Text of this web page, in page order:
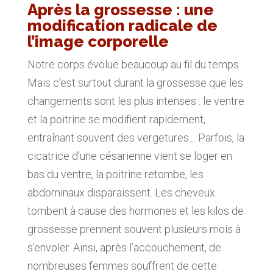
Après la grossesse : une
modification radicale de
l’image corporelle
Notre corps évolue beaucoup au fil du temps.
Mais c’est surtout durant la grossesse que les
changements sont les plus intenses : le ventre
et la poitrine se modifient rapidement,
entraînant souvent des vergetures… Parfois, la
cicatrice d’une césarienne vient se loger en
bas du ventre, la poitrine retombe, les
abdominaux disparaissent. Les cheveux
tombent à cause des hormones et les kilos de
grossesse prennent souvent plusieurs mois à
s’envoler. Ainsi, après l’accouchement, de
nombreuses femmes souffrent de cette